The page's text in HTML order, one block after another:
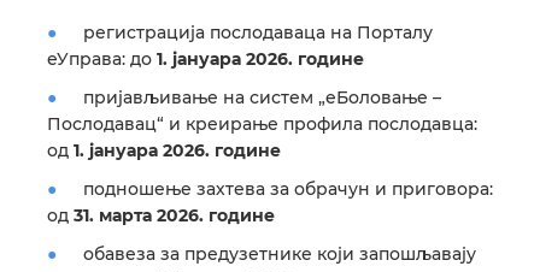
регистрација послодаваца на Порталу
еУправа: до 1. јануара 2026. године
пријављивање на систем „еБоловање –
Послодавац“ и креирање профила послодавца:
од 1. јануара 2026. године
подношење захтева за обрачун и приговора:
од 31. марта 2026. године
обавеза за предузетнике који запошљавају